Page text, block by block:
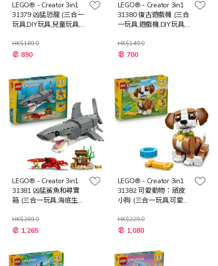
LEGO® - Creator 3in1
31379 凶猛恐龍 (三合一
玩具,DIY玩具,兒童玩具,
HK$189.0
特
殊 890
LEGO® - Creator 3in1
31380 復古遊戲機 (三合
一玩具,遊戲機,DIY玩具,
HK$149.0
特
殊 700
LEGO® - Creator 3in1
31381 凶猛鯊魚和尋寶
箱 (三合一玩具,海底生
HK$269.0
特
殊 1,265
LEGO® - Creator 3in1
31382 可愛動物：頑皮
小狗 (三合一玩具,可愛動
HK$229.0
特
殊 1,080